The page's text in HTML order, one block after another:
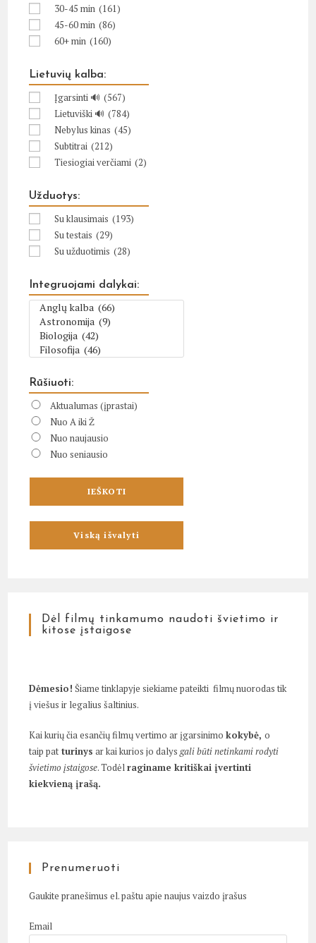
30-45 min (161)
45-60 min (86)
60+ min (160)
Lietuvių kalba:
Įgarsinti 🔊 (567)
Lietuviški 🔊 (784)
Nebylus kinas (45)
Subtitrai (212)
Tiesiogiai verčiami (2)
Užduotys:
Su klausimais (193)
Su testais (29)
Su užduotimis (28)
Integruojami dalykai:
Rūšiuoti:
Aktualumas (įprastai)
Nuo A iki Ž
Nuo naujausio
Nuo seniausio
Dėl filmų tinkamumo naudoti švietimo ir
kitose įstaigose
Dėmesio! Šiame tinklapyje siekiame pateikti filmų nuorodas tik
į viešus ir legalius šaltinius.
Kai kurių čia esančių filmų vertimo ar įgarsinimokokybė,o
taip pat turinys ar kai kurios jo dalysgali būti netinkami rodyti
švietimo įstaigose. Todėlraginame kritiškai įvertinti
kiekvieną įrašą.
Prenumeruoti
Gaukite pranešimus el. paštu apie naujus vaizdo įrašus
Email